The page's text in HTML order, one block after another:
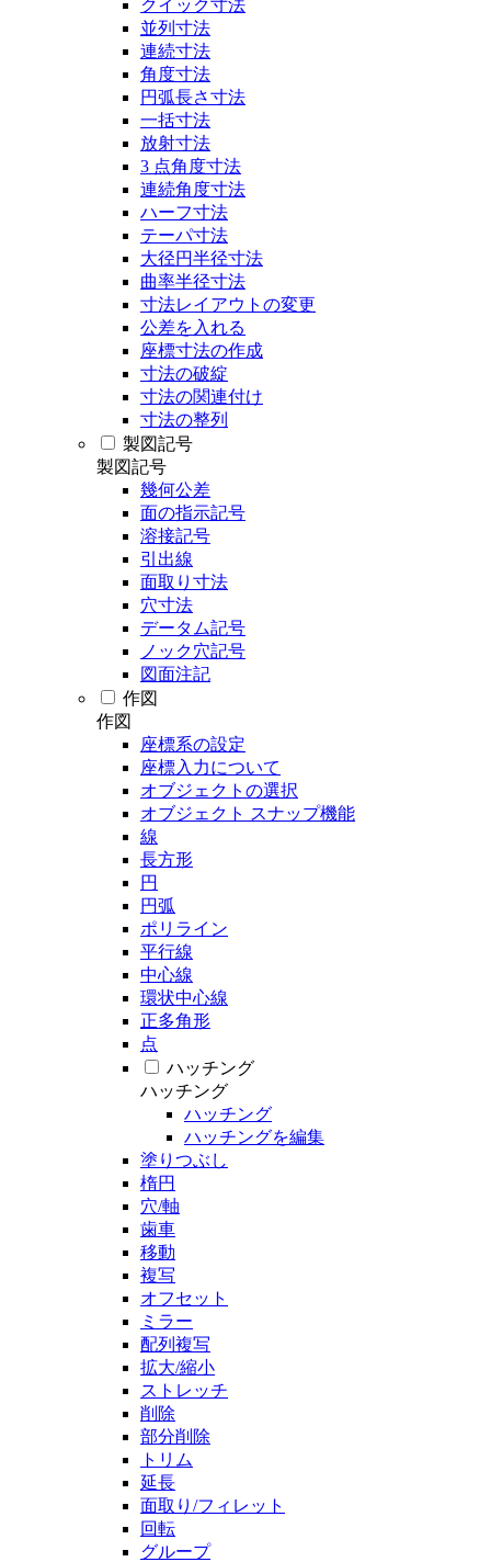
クイック寸法
並列寸法
連続寸法
角度寸法
円弧長さ寸法
一括寸法
放射寸法
3 点角度寸法
連続角度寸法
ハーフ寸法
テーパ寸法
大径円半径寸法
曲率半径寸法
寸法レイアウトの変更
公差を入れる
座標寸法の作成
寸法の破綻
寸法の関連付け
寸法の整列
製図記号
製図記号
幾何公差
面の指示記号
溶接記号
引出線
面取り寸法
穴寸法
データム記号
ノック穴記号
図面注記
作図
作図
座標系の設定
座標入力について
オブジェクトの選択
オブジェクト スナップ機能
線
長方形
円
円弧
ポリライン
平行線
中心線
環状中心線
正多角形
点
ハッチング
ハッチング
ハッチング
ハッチングを編集
塗りつぶし
楕円
穴/軸
歯車
移動
複写
オフセット
ミラー
配列複写
拡大/縮小
ストレッチ
削除
部分削除
トリム
延長
面取り/フィレット
回転
グループ